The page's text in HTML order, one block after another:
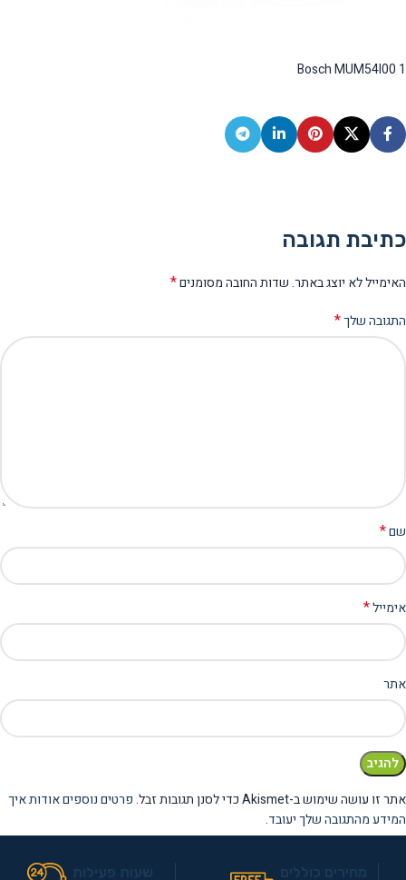
Bosch MUM54I00 1
כתיבת תגובה
האימייל לא יוצג באתר.שדות החובה מסומנים*
התגובה שלך*
שם*
אימייל*
אתר
אתר זו עושה שימוש ב-Akismet כדי לסנן תגובות זבל.
פרטים נוספים אודות איך
המידע מהתגובה שלך יעובד.